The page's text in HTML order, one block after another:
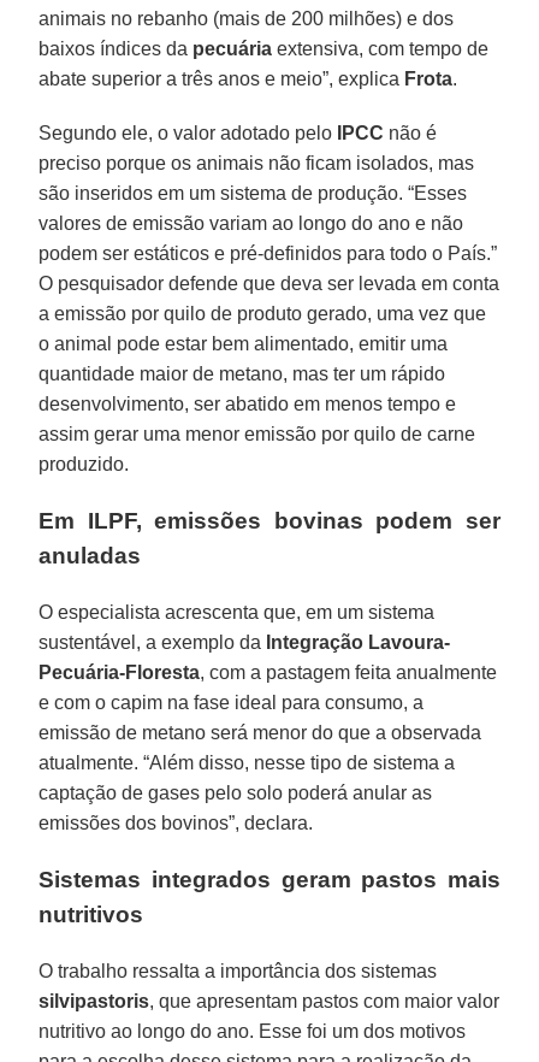
animais no rebanho (mais de 200 milhões) e dos
baixos índices da pecuária extensiva, com tempo de
abate superior a três anos e meio”, explica Frota.
Segundo ele, o valor adotado pelo IPCC não é
preciso porque os animais não ficam isolados, mas
são inseridos em um sistema de produção. “Esses
valores de emissão variam ao longo do ano e não
podem ser estáticos e pré-definidos para todo o País.”
O pesquisador defende que deva ser levada em conta
a emissão por quilo de produto gerado, uma vez que
o animal pode estar bem alimentado, emitir uma
quantidade maior de metano, mas ter um rápido
desenvolvimento, ser abatido em menos tempo e
assim gerar uma menor emissão por quilo de carne
produzido.
Em ILPF, emissões bovinas podem ser
anuladas
O especialista acrescenta que, em um sistema
sustentável, a exemplo da Integração Lavoura-
Pecuária-Floresta, com a pastagem feita anualmente
e com o capim na fase ideal para consumo, a
emissão de metano será menor do que a observada
atualmente. “Além disso, nesse tipo de sistema a
captação de gases pelo solo poderá anular as
emissões dos bovinos”, declara.
Sistemas integrados geram pastos mais
nutritivos
O trabalho ressalta a importância dos sistemas
silvipastoris, que apresentam pastos com maior valor
nutritivo ao longo do ano. Esse foi um dos motivos